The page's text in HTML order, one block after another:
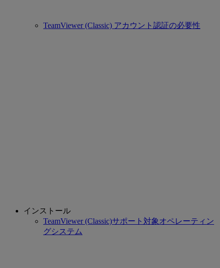
TeamViewer (Classic) アカウント認証の必要性
インストール
TeamViewer (Classic)サポート対象オペレーティン
グシステム